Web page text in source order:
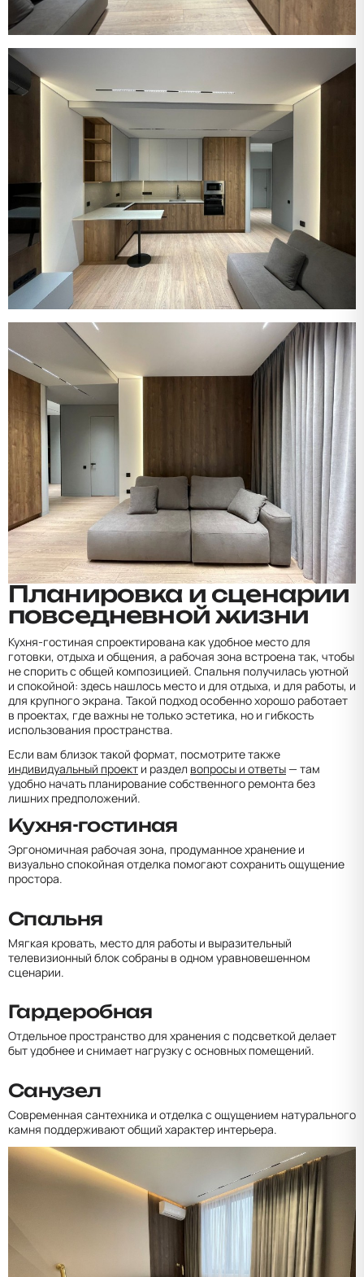
Планировка и сценарии
повседневной жизни
Кухня-гостиная спроектирована как удобное место для
готовки, отдыха и общения, а рабочая зона встроена так, чтобы
не спорить с общей композицией. Спальня получилась уютной
и спокойной: здесь нашлось место и для отдыха, и для работы, и
для крупного экрана. Такой подход особенно хорошо работает
в проектах, где важны не только эстетика, но и гибкость
использования пространства.
Если вам близок такой формат, посмотрите также
индивидуальный проект и раздел вопросы и ответы— там
удобно начать планирование собственного ремонта без
лишних предположений.
Кухня-гостиная
Эргономичная рабочая зона, продуманное хранение и
визуально спокойная отделка помогают сохранить ощущение
простора.
Спальня
Мягкая кровать, место для работы и выразительный
телевизионный блок собраны в одном уравновешенном
сценарии.
Гардеробная
Отдельное пространство для хранения с подсветкой делает
быт удобнее и снимает нагрузку с основных помещений.
Санузел
Современная сантехника и отделка с ощущением натурального
камня поддерживают общий характер интерьера.